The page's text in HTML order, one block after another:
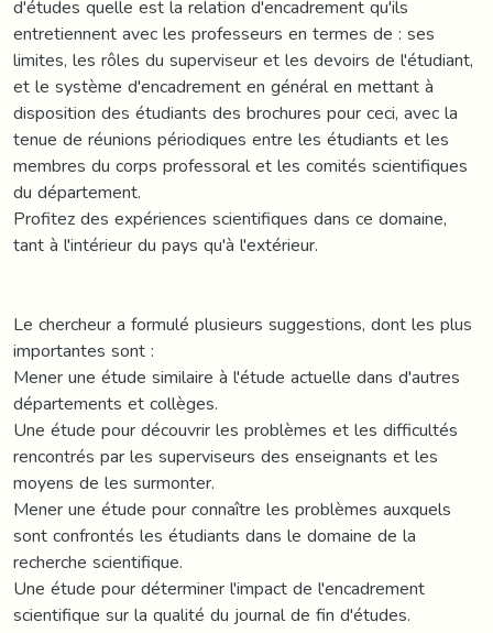
d'études quelle est la relation d'encadrement qu'ils
entretiennent avec les professeurs en termes de : ses
limites, les rôles du superviseur et les devoirs de l'étudiant,
et le système d'encadrement en général en mettant à
disposition des étudiants des brochures pour ceci, avec la
tenue de réunions périodiques entre les étudiants et les
membres du corps professoral et les comités scientifiques
du département.
Profitez des expériences scientifiques dans ce domaine,
tant à l'intérieur du pays qu'à l'extérieur.
Le chercheur a formulé plusieurs suggestions, dont les plus
importantes sont :
Mener une étude similaire à l'étude actuelle dans d'autres
départements et collèges.
Une étude pour découvrir les problèmes et les difficultés
rencontrés par les superviseurs des enseignants et les
moyens de les surmonter.
Mener une étude pour connaître les problèmes auxquels
sont confrontés les étudiants dans le domaine de la
recherche scientifique.
Une étude pour déterminer l'impact de l'encadrement
scientifique sur la qualité du journal de fin d'études.